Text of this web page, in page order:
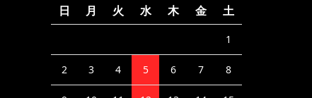
日
月 火 水 木 金 土
1
2 3 4 5 6 7 8